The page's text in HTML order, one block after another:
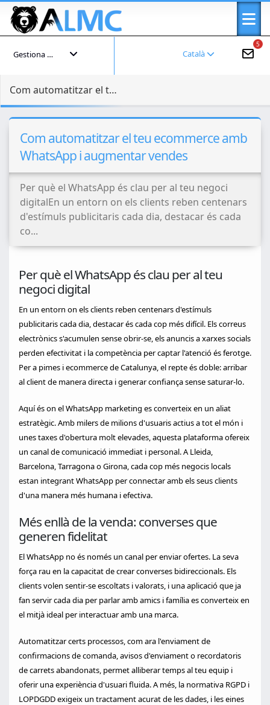
5
Català
Gestiona el teu compte
Com automatitzar el teu ecommerce amb WhatsApp i augmentar vendes
Com automatitzar el teu ecommerce amb
WhatsApp i augmentar vendes
Per què el WhatsApp és clau per al teu negoci
digitalEn un entorn on els clients reben centenars
d'estímuls publicitaris cada dia, destacar és cada
co...
Per què el WhatsApp és clau per al teu
negoci digital
En un entorn on els clients reben centenars d'estímuls
publicitaris cada dia, destacar és cada cop més difícil. Els correus
electrònics s'acumulen sense obrir-se, els anuncis a xarxes socials
perden efectivitat i la competència per captar l'atenció és ferotge.
Per a pimes i ecommerce de Catalunya, el repte és doble: arribar
al client de manera directa i generar confiança sense saturar-lo.
Aquí és on el WhatsApp marketing es converteix en un aliat
estratègic. Amb milers de milions d'usuaris actius a tot el món i
unes taxes d'obertura molt elevades, aquesta plataforma ofereix
un canal de comunicació immediat i personal. A Lleida,
Barcelona, Tarragona o Girona, cada cop més negocis locals
estan integrant WhatsApp per connectar amb els seus clients
d'una manera més humana i efectiva.
Més enllà de la venda: converses que
generen fidelitat
El WhatsApp no és només un canal per enviar ofertes. La seva
força rau en la capacitat de crear converses bidireccionals. Els
clients volen sentir-se escoltats i valorats, i una aplicació que ja
fan servir cada dia per parlar amb amics i família es converteix en
el mitjà ideal per interactuar amb una marca.
Automatitzar certs processos, com ara l'enviament de
confirmacions de comanda, avisos d'enviament o recordatoris
de carrets abandonats, permet alliberar temps al teu equip i
oferir una experiència d'usuari fluida. A més, la normativa RGPD i
LOPDGDD exigeix un tractament acurat de les dades, i les eines